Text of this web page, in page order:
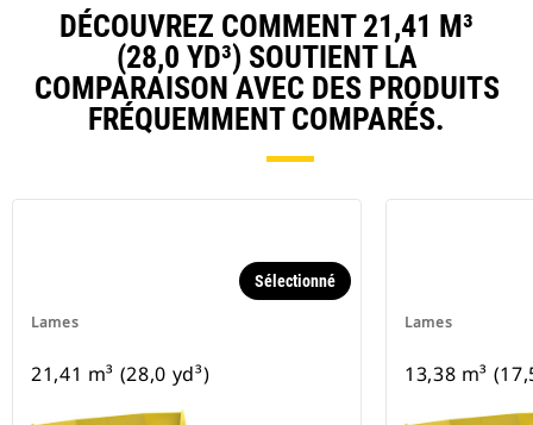
DÉCOUVREZ COMMENT 21,41 M³
(28,0 YD³) SOUTIENT LA
COMPARAISON AVEC DES PRODUITS
FRÉQUEMMENT COMPARÉS.
Lames
Sélectionné
21,41 m³ (28,0 yd³)
Lames
13,38 m³